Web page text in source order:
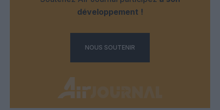
développement !
NOUS SOUTENIR